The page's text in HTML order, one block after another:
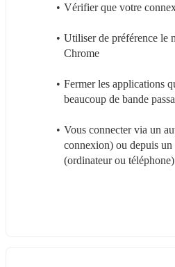
Vérifier que votre
Utiliser de préférence le
Chrome
Fermer les applications
beaucoup de bande
Vous connecter via un
connexion) ou depuis un
(ordinateur ou téléphone)